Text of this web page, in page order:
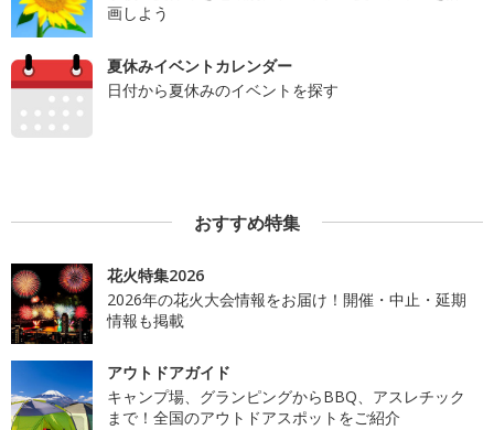
画しよう
夏休みイベントカレンダー
日付から夏休みのイベントを探す
おすすめ特集
花火特集2026
2026年の花火大会情報をお届け！開催・中止・延期
情報も掲載
アウトドアガイド
キャンプ場、グランピングからBBQ、アスレチック
まで！全国のアウトドアスポットをご紹介